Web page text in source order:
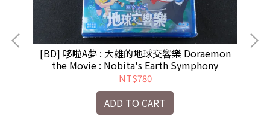
[BD] 哆啦A夢 : 大雄的地球交響樂 Doraemon
the Movie : Nobita's Earth Symphony
NT$780
ADD TO CART